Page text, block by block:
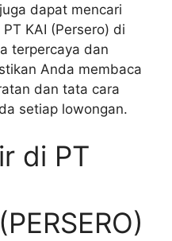
dapat mencari
KAI (Persero) di
terpercaya dan
Anda membaca
dan tata cara
setiap lowongan.
di PT